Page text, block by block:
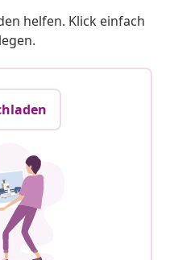
helfen. Klick einfach